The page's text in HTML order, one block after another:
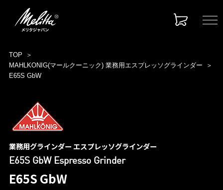
TOP
MAHLKONIG(マールクーニック) 業務用エスプレッソグラインダー
E65S GbW
業務用グラインダー エスプレッソグラインダー
E65S GbW Espresso Grinder
E65S GbW